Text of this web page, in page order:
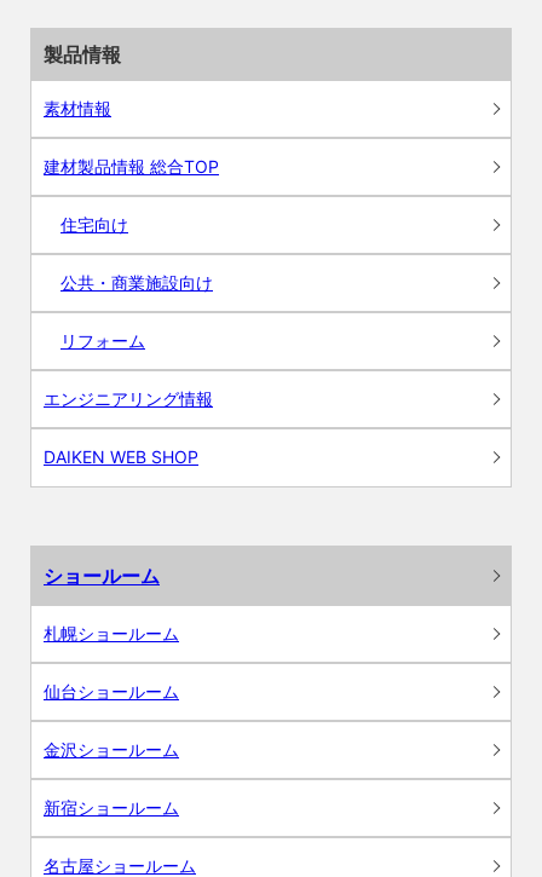
製品情報
素材情報
建材製品情報 総合TOP
住宅向け
公共・商業施設向け
リフォーム
エンジニアリング情報
DAIKEN WEB SHOP
ショールーム
札幌ショールーム
仙台ショールーム
金沢ショールーム
新宿ショールーム
名古屋ショールーム